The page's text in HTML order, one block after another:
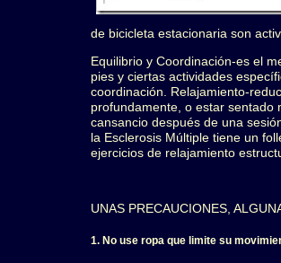
de bicicleta estacionaria son
Equilibrio y Coordinación-es el
pies y ciertas actividades
coordinación. Relajamiento-
profundamente, o estar sentado
cansancio después de una
la Esclerosis Múltiple tiene un
ejercicios de relajamiento
UNAS PRECAUCIONES,
1. No use ropa que limite su